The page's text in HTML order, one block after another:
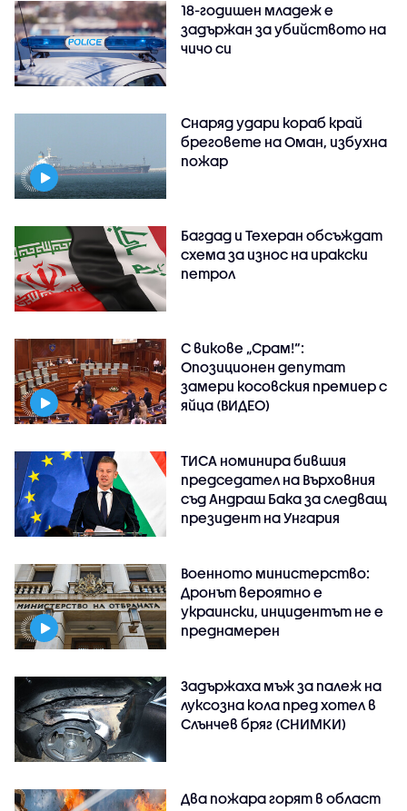
18-годишен младеж е
задържан за убийството на
чичо си
Снаряд удари кораб край
бреговете на Оман, избухна
пожар
Багдад и Техеран обсъждат
схема за износ на иракски
петрол
С викове „Срам!“:
Опозиционен депутат
замери косовския премиер с
яйца (ВИДЕО)
ТИСА номинира бившия
председател на Върховния
съд Андраш Бака за следващ
президент на Унгария
Военното министерство:
Дронът вероятно е
украински, инцидентът не е
преднамерен
Задържаха мъж за палеж на
луксозна кола пред хотел в
Слънчев бряг (СНИМКИ)
Два пожара горят в област